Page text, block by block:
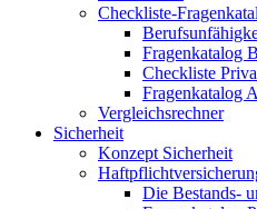
Checkliste-
Fragenkatalog
Checkliste
Fragenkatalog
Vergleichsrechner
Sicherheit
Konzept Sicherheit
Die Bestands-